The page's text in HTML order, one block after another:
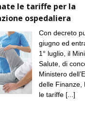
le tariffe per la
ospedaliera
Con decreto
giugno ed
1° luglio, il
Salute, di
Ministero
delle Finanze,
le tariffe [...]